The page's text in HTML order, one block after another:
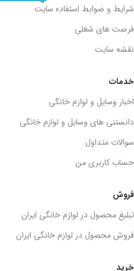
خرید
فروش
تبلیغ محصول در لوازم خانگی ایران
فروش محصول در لوازم خانگی ایران
خدمات
اخبار وسایل و لوازم خانگی
دانستنی های وسایل و لوازم خانگی
سوالات متداول
حساب کاربری من
شرایط و ضوابط استفاده سایت
فرصت های شغلی
نقشه سایت